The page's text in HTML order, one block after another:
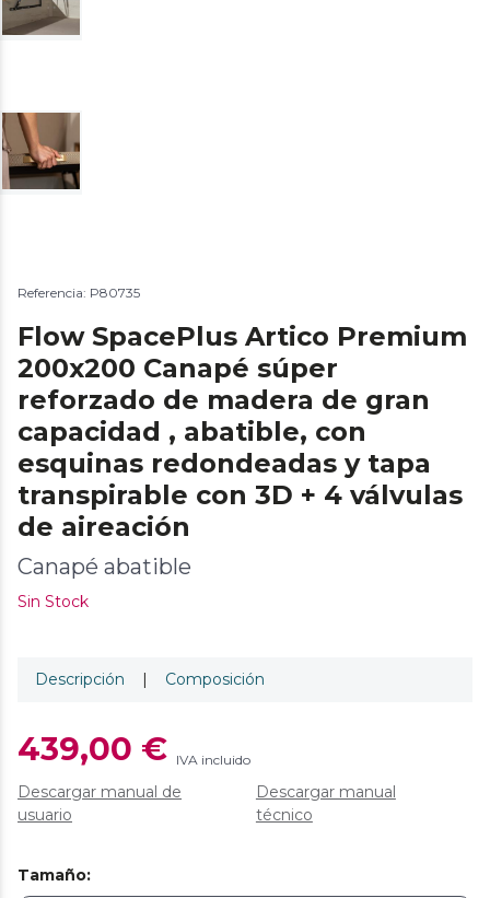
Referencia: P80735
Flow SpacePlus Artico Premium
200x200 Canapé súper
reforzado de madera de gran
capacidad , abatible, con
esquinas redondeadas y tapa
transpirable con 3D + 4 válvulas
de aireación
Canapé abatible
Sin Stock
Descripción | Composición
439,00 € IVA incluido
Descargar manual de
usuario
Descargar manual
técnico
Tamaño: